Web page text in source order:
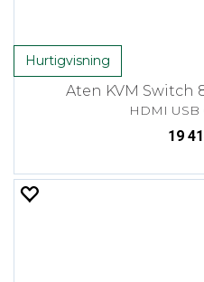
Hurtigvisning
Aten KVM Switch
HDMI USB
19